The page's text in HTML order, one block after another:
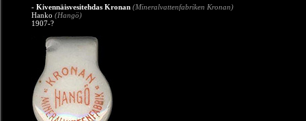
- Kivennäisvesitehdas Kronan (Mineralvattenfabriken Kronan)
Hanko (Hangö)
1907-?